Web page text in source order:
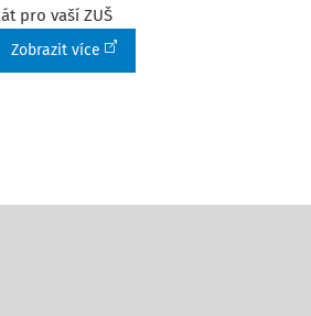
pro vaší ZUŠ
Zobrazit více